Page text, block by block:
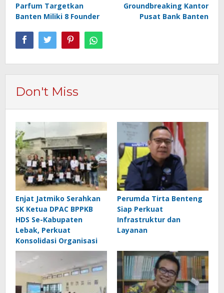
Parfum Targetkan
Banten Miliki 8 Founder
Groundbreaking Kantor
Pusat Bank Banten
Don't Miss
Enjat Jatmiko Serahkan
SK Ketua DPAC BPPKB
HDS Se-Kabupaten
Lebak, Perkuat
Konsolidasi Organisasi
Perumda Tirta Benteng
Siap Perkuat
Infrastruktur dan
Layanan